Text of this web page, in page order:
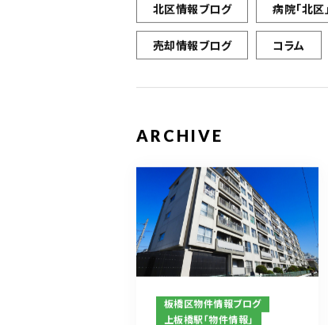
北区情報ブログ 病院「北区」
売却情報ブログ コラム
ARCHIVE
板橋区物件情報ブログ
上板橋駅「物件情報」